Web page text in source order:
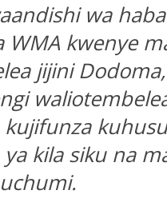
wa
WMA kwenye
jijini
kila siku na
uchumi.